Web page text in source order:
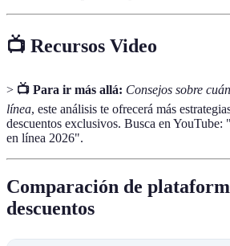
📺 Recursos Video
> 📺 Para ir más allá: Consejos sobre
línea, este análisis te ofrecerá más
descuentos exclusivos. Busca en YouTube:
en línea 2026".
Comparación de
descuentos